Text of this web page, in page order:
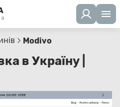
Modivo
в Україну |